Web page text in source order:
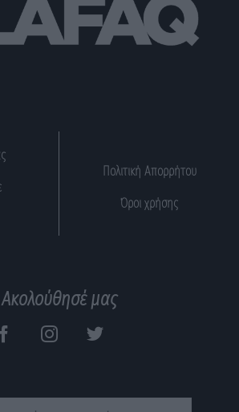
Πολιτική Απορρήτου
Όροι χρήσης
Ακολούθησέ μας